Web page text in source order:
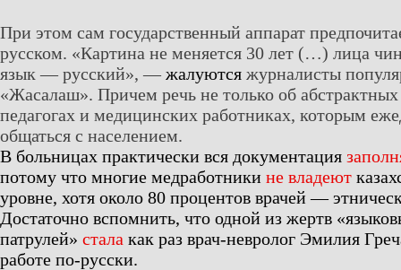
При этом сам государственный аппарат
русском. «Картина не меняется 30 лет (…) лица
язык — русский», — жалуются журналисты
«Жасалаш». Причем речь не только об
педагогах и медицинских работниках, которым
общаться с населением.
В больницах практически вся документация
потому что многие медработники не владеют
уровне, хотя около 80 процентов врачей —
Достаточно вспомнить, что одной из жертв
патрулей» стала как раз врач-невролог Эмилия
работе по-русски.